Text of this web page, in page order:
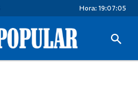
Hora:19:07:06